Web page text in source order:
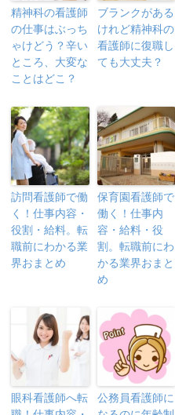
精神科の看護師
の仕事はぶっち
ゃけどう？辛い
ところ、大変な
ことはどこ？
ブランクがある
けれど精神科の
看護師に復職し
ても大丈夫？
訪問看護師で働
く！仕事内容・
役割・給料。転
職前にわかる業
界おまとめ
保育園看護師で
働く！仕事内
容・給料・役
割。転職前にわ
かる業界おまと
め
眼科看護師へ転
公務員看護師に